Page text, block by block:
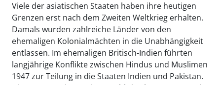
Viele der asiatischen Staaten haben ihre heutigen
Grenzen erst nach dem Zweiten Weltkrieg erhalten.
Damals wurden zahlreiche Länder von den
ehemaligen Kolonialmächten in die Unabhängigkeit
entlassen. Im ehemaligen Britisch-Indien führten
langjährige Konflikte zwischen Hindus und Muslimen
1947 zur Teilung in die Staaten Indien und Pakistan.